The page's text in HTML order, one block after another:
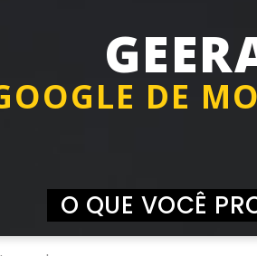
DE
O QUE VOCÊ